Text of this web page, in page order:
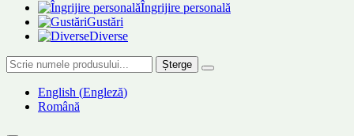
Îngrijire personală
Gustări
Diverse
Șterge
English (Engleză)
Română